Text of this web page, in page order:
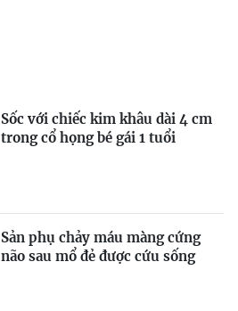
Sốc với chiếc kim khâu dài 4 cm
trong cổ họng bé gái 1 tuổi
Sản phụ chảy máu màng cứng
não sau mổ đẻ được cứu sống